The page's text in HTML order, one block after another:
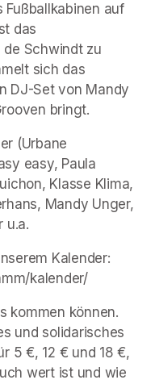
auf
das
Schwindt zu
sich das
DJ-Set von Mandy
bringt.
(Urbane
easy, Paula
Klasse Klima,
Mandy Unger,
u.a.
Kalender:
kalender/
kommen können.
und solidarisches
5 €, 12 € und 18 €,
wert ist und wie